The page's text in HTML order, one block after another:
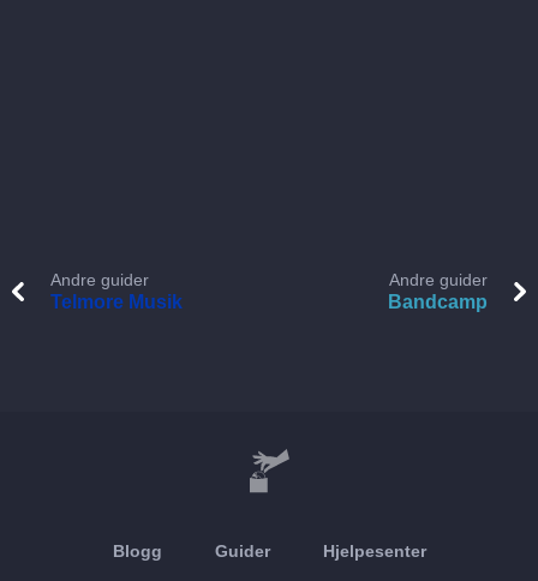
Andre guider
Telmore Musik
Andre guider
Bandcamp
Blogg Guider Hjelpesenter